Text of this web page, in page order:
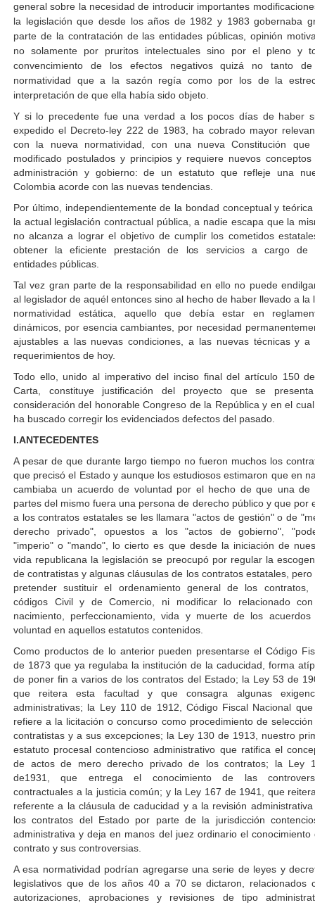
general sobre la necesidad de introducir importantes
la legislación que desde los años de 1982 y 1983 gobernaba
parte de la contratación de las entidades públicas, opinión
no solamente por pruritos intelectuales sino por el pleno y
convencimiento de los efectos negativos quizá no tanto
normatividad que a la sazón regía como por los de la
interpretación de que ella había sido objeto.
Y si lo precedente fue una verdad a los pocos días de haber
expedido el Decreto-ley 222 de 1983, ha cobrado mayor
con la nueva normatividad, con una nueva Constitución que
modificado postulados y principios y requiere nuevos conceptos
administración y gobierno: de un estatuto que refleje una
Colombia acorde con las nuevas tendencias.
Por último, independientemente de la bondad conceptual y
la actual legislación contractual pública, a nadie escapa que la
no alcanza a lograr el objetivo de cumplir los cometidos
obtener la eficiente prestación de los servicios a cargo de
entidades públicas.
Tal vez gran parte de la responsabilidad en ello no puede
al legislador de aquél entonces sino al hecho de haber llevado a la
normatividad estática, aquello que debía estar en
dinámicos, por esencia cambiantes, por necesidad
ajustables a las nuevas condiciones, a las nuevas técnicas y a
requerimientos de hoy.
Todo ello, unido al imperativo del inciso final del artículo 150
Carta, constituye justificación del proyecto que se
consideración del honorable Congreso de la República y en el
ha buscado corregir los evidenciados defectos del pasado.
I.ANTECEDENTES
A pesar de que durante largo tiempo no fueron muchos los
que precisó el Estado y aunque los estudiosos estimaron que en
cambiaba un acuerdo de voluntad por el hecho de que una de
partes del mismo fuera una persona de derecho público y que por
a los contratos estatales se les llamara "actos de gestión" o de
derecho privado", opuestos a los "actos de gobierno",
"imperio" o "mando", lo cierto es que desde la iniciación de
vida republicana la legislación se preocupó por regular la
de contratistas y algunas cláusulas de los contratos estatales, pero
pretender sustituir el ordenamiento general de los contratos,
códigos Civil y de Comercio, ni modificar lo relacionado
nacimiento, perfeccionamiento, vida y muerte de los acuerdos
voluntad en aquellos estatutos contenidos.
Como productos de lo anterior pueden presentarse el Código
de 1873 que ya regulaba la institución de la caducidad, forma
de poner fin a varios de los contratos del Estado; la Ley 53 de
que reitera esta facultad y que consagra algunas
administrativas; la Ley 110 de 1912, Código Fiscal Nacional
refiere a la licitación o concurso como procedimiento de
contratistas y a sus excepciones; la Ley 130 de 1913, nuestro
estatuto procesal contencioso administrativo que ratifica el
de actos de mero derecho privado de los contratos; la Ley
de1931, que entrega el conocimiento de las
contractuales a la justicia común; y la Ley 167 de 1941, que
referente a la cláusula de caducidad y a la revisión
los contratos del Estado por parte de la jurisdicción
administrativa y deja en manos del juez ordinario el conocimiento
contrato y sus controversias.
A esa normatividad podrían agregarse una serie de leyes y
legislativos que de los años 40 a 70 se dictaron, relacionados
autorizaciones, aprobaciones y revisiones de tipo